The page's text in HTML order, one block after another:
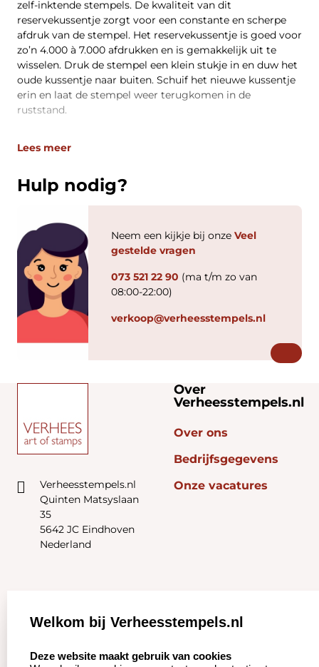
zelf-inktende stempels. De kwaliteit van dit
reservekussentje zorgt voor een constante en scherpe
afdruk van de stempel. Het reservekussentje is goed voor
zo’n 4.000 à 7.000 afdrukken en is gemakkelijk uit te
wisselen. Druk de stempel een klein stukje in en duw het
oude kussentje naar buiten. Schuif het nieuwe kussentje
erin en laat de stempel weer terugkomen in de
ruststand.
Lees meer
Hulp nodig?
Neem een kijkje bij onze Veel
gestelde vragen
073 521 22 90 (ma t/m zo van
08:00-22:00)
verkoop@verheesstempels.nl
Verheesstempels.nl
Quinten Matsyslaan
35
5642 JC Eindhoven
Nederland
Over
Verheesstempels.nl
Over ons
Bedrijfsgegevens
Onze vacatures
Zakelijk: Klantenservice:
Welkom bij Verheesstempels.nl
Deze website maakt gebruik van cookies